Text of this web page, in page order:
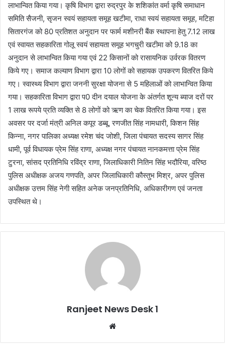
लाभान्वित किया गया। कृषि विभाग द्वारा रुद्रपुर के शशिकांत वर्मा कृषि समाधान
समिति सैजनी, सृजन स्वयं सहायता समूह खटीमा, राधा स्वयं सहायता समूह, मटिहा
सितारगंज को 80 प्रतिशत अनुदान पर फार्म मशीनरी बैंक स्थापना हेतु 7.12 लाख
एवं स्वायत सहकारिता गोलू स्वयं सहायता समूह भगचुरी खटीमा को 9.18 का
अनुदान से लाभान्वित किया गया एवं 22 किसानों को रासायनिक उर्वरक वितरण
किये गए। समाज कल्याण विभाग द्वारा 10 लोगों को सहायक उपकरण वितरित किये
गए। स्वास्थ्य विभाग द्वारा जननी सुरक्षा योजना से 5 महिलाओं को लाभान्वित किया
गया। सहकारिता विभाग द्वारा प0 दीन दयाल योजना के अंतर्गत शून्य ब्याज दरों पर
1 लाख रूपये प्रति व्यक्ति से 8 लोगों को ऋण का चेक वितरित किया गया। इस
अवसर पर दर्जा मंत्री अनिल कपूर डब्बू, रणजीत सिंह नामधारी, किशन सिंह
किन्ना, नगर पालिका अध्यक्ष रमेश चंद जोशी, जिला पंचायत सदस्य सागर सिंह
धामी, पूर्व विधायक प्रेम सिंह राणा, अध्यक्ष नगर पंचायत नानकमत्ता प्रेम सिंह
टुरना, सांसद प्रतिनिधि रविंद्र राणा, जिलाधिकारी नितिन सिंह भदौरिया, वरिष्ठ
पुलिस अधीक्षक अजय गणपति, अपर जिलाधिकारी कौस्तुभ मिश्र, अपर पुलिस
अधीक्षक उत्तम सिंह नेगी सहित अनेक जनप्रतिनिधि, अधिकारीगण एवं जनता
उपस्थित थे।
Ranjeet News Desk 1